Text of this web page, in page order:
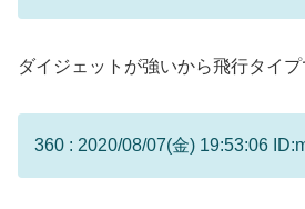
ダイジェットが強いから飛行タイプ
360 : 2020/08/07(金) 19:53:06